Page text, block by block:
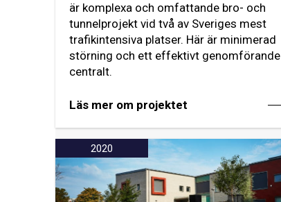
är komplexa och omfattande bro- och
tunnelprojekt vid två av Sveriges mest
trafikintensiva platser. Här är minimerad
störning och ett effektivt genomförande
centralt.
Läs mer om projektet
2020